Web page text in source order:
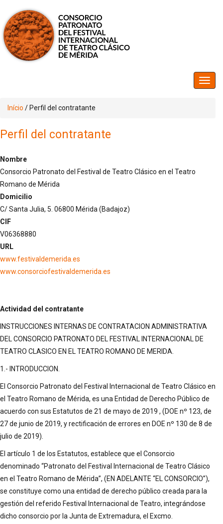
Início / Perfil del contratante
Perfil del contratante
Nombre
Consorcio Patronato del Festival de Teatro Clásico en el Teatro
Romano de Mérida
Domicilio
C/ Santa Julia, 5. 06800 Mérida (Badajoz)
CIF
V06368880
URL
www.festivaldemerida.es
www.consorciofestivaldemerida.es
Actividad del contratante
INSTRUCCIONES INTERNAS DE CONTRATACION ADMINISTRATIVA
DEL CONSORCIO PATRONATO DEL FESTIVAL INTERNACIONAL DE
TEATRO CLASICO EN EL TEATRO ROMANO DE MERIDA.
1.- INTRODUCCION.
El Consorcio Patronato del Festival Internacional de Teatro Clásico en
el Teatro Romano de Mérida, es una Entidad de Derecho Público de
acuerdo con sus Estatutos de 21 de mayo de 2019 , (DOE nº 123, de
27 de junio de 2019, y rectificación de errores en DOE nº 130 de 8 de
julio de 2019).
El artículo 1 de los Estatutos, establece que el Consorcio
denominado “Patronato del Festival Internacional de Teatro Clásico
en el Teatro Romano de Mérida”, (EN ADELANTE “EL CONSORCIO”),
se constituye como una entidad de derecho público creada para la
gestión del referido Festival Internacional de Teatro, integrándose
dicho consorcio por la Junta de Extremadura, el Excmo.